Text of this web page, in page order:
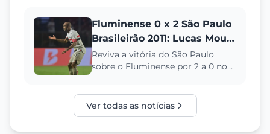
Fluminense 0 x 2 São Paulo
Brasileirão 2011: Lucas Moura
e Dagoberto brilham
Reviva a vitória do São Paulo
sobre o Fluminense por 2 a 0 no
Ver todas as notícias